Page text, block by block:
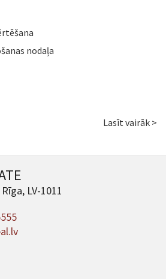
nodaļa
Lasīt vairāk >
LV-1011